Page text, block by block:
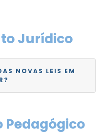
Jurídico
NOVAS LEIS EM